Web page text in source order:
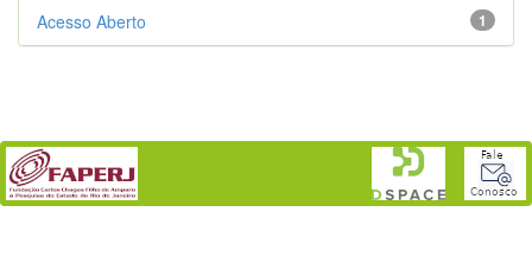
1
Acesso Aberto